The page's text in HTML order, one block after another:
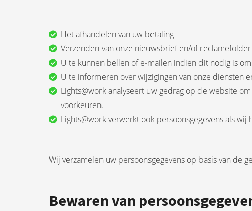
Het afhandelen van uw betaling
Verzenden van onze nieuwsbrief en/of reclamefolder
U te kunnen bellen of e-mailen indien dit nodig is
U te informeren over wijzigingen van onze diensten
Lights@work analyseert uw gedrag op de website
voorkeuren.
Lights@work verwerkt ook persoonsgegevens als
Wij verzamelen uw persoonsgegevens op basis van de
Bewaren van